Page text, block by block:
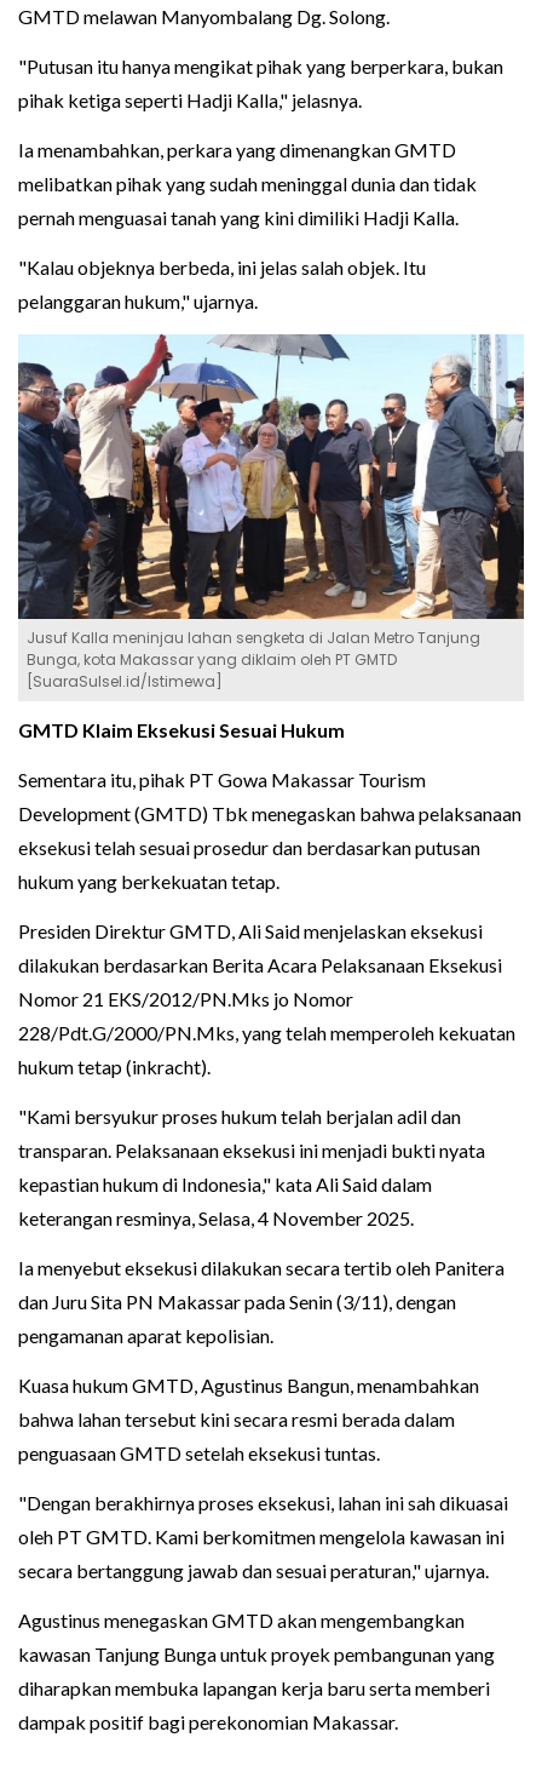
GMTD melawan Manyombalang Dg. Solong.
"Putusan itu hanya mengikat pihak yang berperkara, bukan
pihak ketiga seperti Hadji Kalla," jelasnya.
Ia menambahkan, perkara yang dimenangkan GMTD
melibatkan pihak yang sudah meninggal dunia dan tidak
pernah menguasai tanah yang kini dimiliki Hadji Kalla.
"Kalau objeknya berbeda, ini jelas salah objek. Itu
pelanggaran hukum," ujarnya.
Jusuf Kalla meninjau lahan sengketa di Jalan Metro Tanjung
Bunga, kota Makassar yang diklaim oleh PT GMTD
[SuaraSulsel.id/Istimewa]
GMTD Klaim Eksekusi Sesuai Hukum
Sementara itu, pihak PT Gowa Makassar Tourism
Development (GMTD) Tbk menegaskan bahwa pelaksanaan
eksekusi telah sesuai prosedur dan berdasarkan putusan
hukum yang berkekuatan tetap.
Presiden Direktur GMTD, Ali Said menjelaskan eksekusi
dilakukan berdasarkan Berita Acara Pelaksanaan Eksekusi
Nomor 21 EKS/2012/PN.Mks jo Nomor
228/Pdt.G/2000/PN.Mks, yang telah memperoleh kekuatan
hukum tetap (inkracht).
"Kami bersyukur proses hukum telah berjalan adil dan
transparan. Pelaksanaan eksekusi ini menjadi bukti nyata
kepastian hukum di Indonesia," kata Ali Said dalam
keterangan resminya, Selasa, 4 November 2025.
Ia menyebut eksekusi dilakukan secara tertib oleh Panitera
dan Juru Sita PN Makassar pada Senin (3/11), dengan
pengamanan aparat kepolisian.
Kuasa hukum GMTD, Agustinus Bangun, menambahkan
bahwa lahan tersebut kini secara resmi berada dalam
penguasaan GMTD setelah eksekusi tuntas.
"Dengan berakhirnya proses eksekusi, lahan ini sah dikuasai
oleh PT GMTD. Kami berkomitmen mengelola kawasan ini
secara bertanggung jawab dan sesuai peraturan," ujarnya.
Agustinus menegaskan GMTD akan mengembangkan
kawasan Tanjung Bunga untuk proyek pembangunan yang
diharapkan membuka lapangan kerja baru serta memberi
dampak positif bagi perekonomian Makassar.